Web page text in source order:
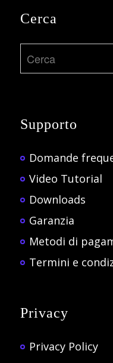
Cerca
Supporto
Domande
Video Tutorial
Downloads
Garanzia
Metodi di
Termini e
Privacy
Privacy Policy